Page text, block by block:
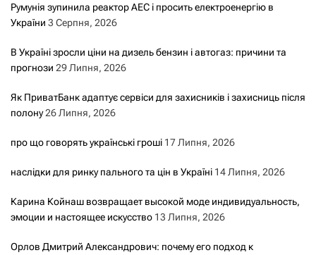
Румунія зупинила реактор АЕС і просить електроенергію в
України 3 Серпня, 2026
В Україні зросли ціни на дизель бензин і автогаз: причини та
прогнози 29 Липня, 2026
Як ПриватБанк адаптує сервіси для захисників і захисниць після
полону26 Липня, 2026
про що говорять українські гроші 17 Липня, 2026
наслідки для ринку пального та цін в Україні 14 Липня, 2026
Карина Койнаш возвращает высокой моде индивидуальность,
эмоции и настоящее искусство 13 Липня, 2026
Орлов Дмитрий Александрович: почему его подход к